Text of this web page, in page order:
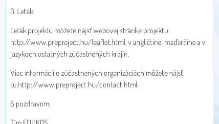
3. Leták
Leták projektu môžete nájsť webovej stránke projektu:
http://www.preproject.hu/leaflet.html, v angličtine, maďarčine a v
jazykoch ostatných zúčastnených krajín.
Viac informácií o zúčastnených organizáciách môžete nájsť
tu:http://www.preproject.hu/contact.html.
S pozdravom,